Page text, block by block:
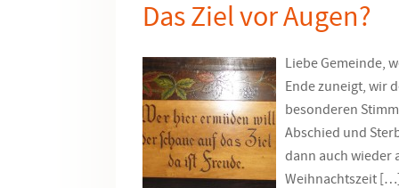
Das Ziel vor Augen?
Liebe Gemeinde,
Ende zuneigt, wir
besonderen
Abschied und
dann auch wieder
Weihnachtszeit